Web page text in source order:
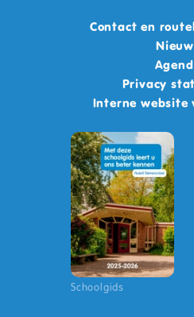
Contact en
Privacy
Interne website
Schoolgids